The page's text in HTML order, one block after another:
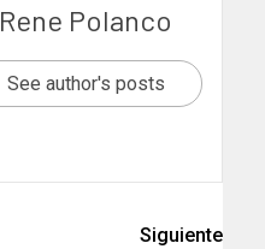
Rene Polanco
See author's posts
Siguiente